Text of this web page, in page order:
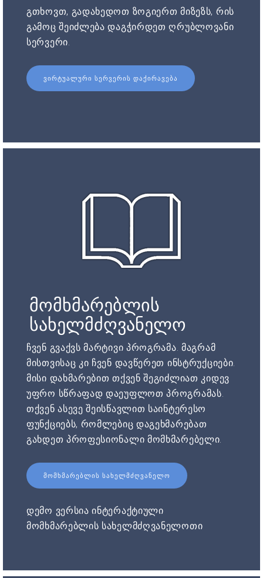
გთხოვთ, გადახედოთ ზოგიერთ მიზეზს, რის
გამოც შეიძლება დაგჭირდეთ ღრუბლოვანი
სერვერი.
ᲕᲘᲠᲢᲣᲐᲚᲣᲠᲘ ᲡᲔᲠᲕᲔᲠᲘᲡ ᲓᲐᲥᲘᲠᲐᲕᲔᲑᲐ
მომხმარებლის
სახელმძღვანელო
ჩვენ გვაქვს მარტივი პროგრამა. მაგრამ
მისთვისაც კი ჩვენ დავწერეთ ინსტრუქციები.
მისი დახმარებით თქვენ შეგიძლიათ კიდევ
უფრო სწრაფად დაეუფლოთ პროგრამას.
თქვენ ასევე შეისწავლით საინტერესო
ფუნქციებს, რომლებიც დაგეხმარებათ
გახდეთ პროფესიონალი მომხმარებელი.
ᲛᲝᲛᲮᲛᲐᲠᲔᲑᲚᲘᲡ ᲡᲐᲮᲔᲚᲛᲫᲦᲕᲐᲜᲔᲚᲝ
დემო ვერსია ინტერაქტიული
მომხმარებლის სახელმძღვანელოთი